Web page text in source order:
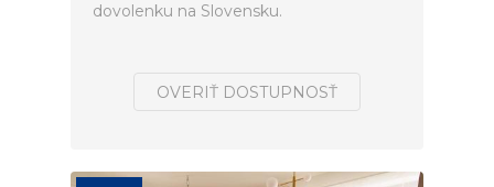
dovolenku na Slovensku.
OVERIŤ DOSTUPNOSŤ